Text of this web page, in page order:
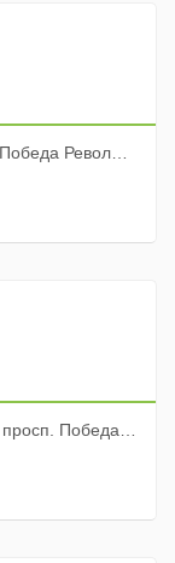
&quot,Магнит&quot,
Революции, 87